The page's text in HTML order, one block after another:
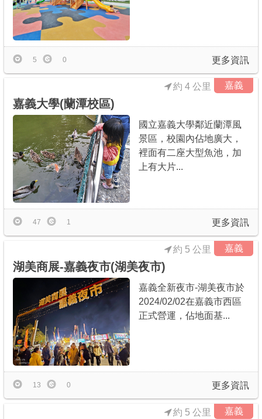
商家合作
推薦景點
討論區
聯絡我們
APP下載
更多資訊
5 0
嘉義
約 4 公里
嘉義大學(蘭潭校區)
國立嘉義大學鄰近蘭潭風
景區，校園內佔地廣大，
裡面有二座大型魚池，加
上有大片...
更多資訊
47 1
嘉義
約 5 公里
湖美商展-嘉義夜市(湖美夜市)
嘉義全新夜市-湖美夜市於
2024/02/02在嘉義市西區
正式營運，佔地面基...
更多資訊
13 0
嘉義
約 5 公里